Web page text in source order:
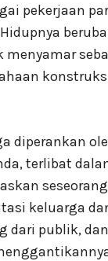
pekerjaan
diperankan
terlibat
keluarga
dari publik,